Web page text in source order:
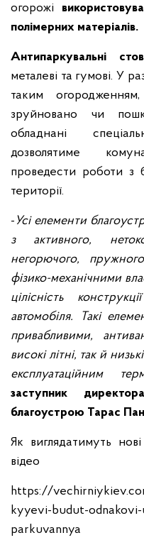
огорожі
полімерних матеріалів.
Антипаркувальні
металеві та гумові. У
таким
зруйновано чи
обладнані
дозволятиме
проведести роботи з
території.
- Усі елементи
з активного,
негорючого,
фізико-механічними
цілісність
автомобіля. Такі
привабливими,
високі літні, так й
експлуатаційним
заступник
благоустрою Тарас
Як виглядатимуть
відео
https://
kyyevi-budut-
parkuvannya